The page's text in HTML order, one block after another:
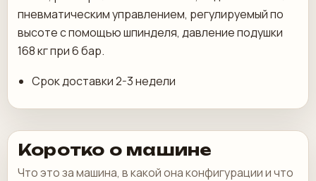
пневматическим управлением, регулируемый по
высоте с помощью шпинделя, давление подушки
168 кг при 6 бар.
Срок доставки 2-3 недели
Коротко о машине
Что это за машина, в какой она конфигурации и что